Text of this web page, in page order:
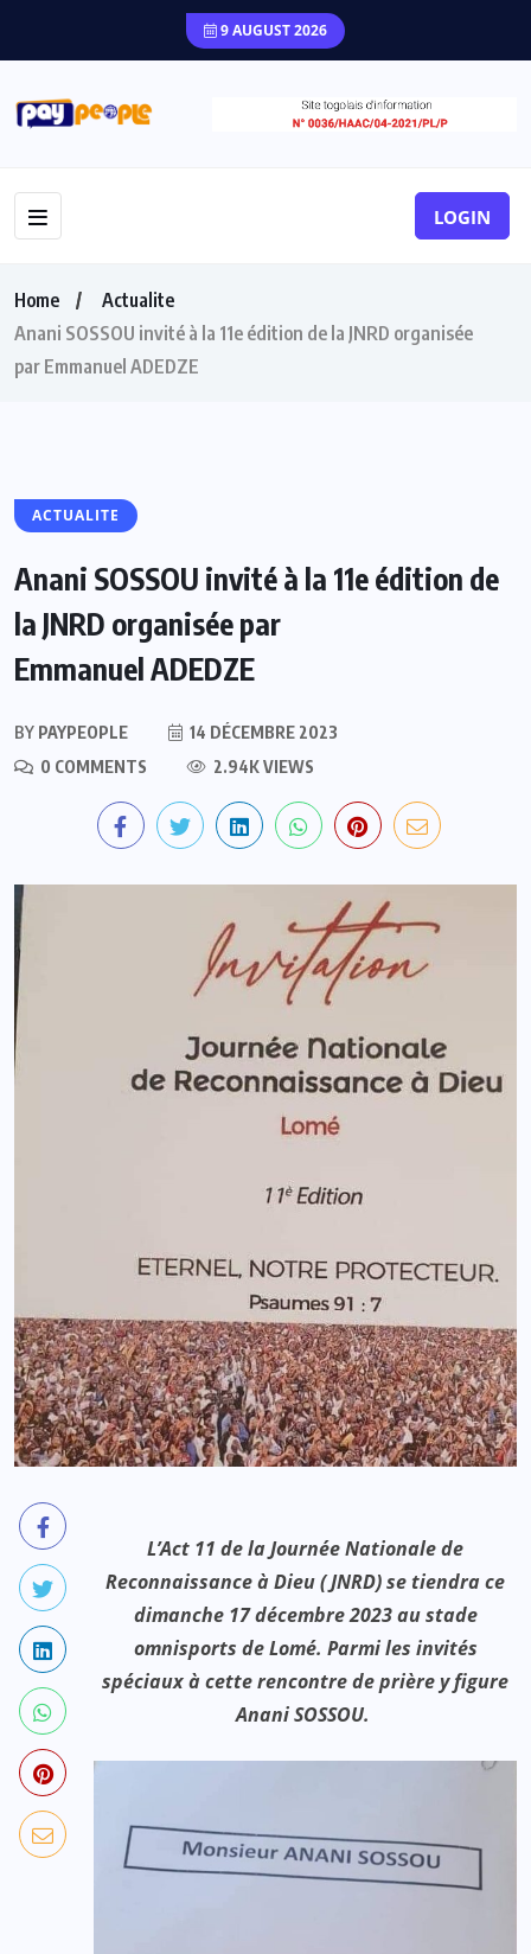
9 AUGUST 2026
LOGIN
Home
Actualite
Anani SOSSOU invité à la 11e édition de la JNRD organisée
par Emmanuel ADEDZE
ACTUALITE
Anani SOSSOU invité à la 11e édition de
la JNRD organisée par
Emmanuel ADEDZE
BY PAYPEOPLE
14 DÉCEMBRE 2023
0 COMMENTS
2.94K VIEWS
L’Act 11 de la Journée Nationale de
Reconnaissance à Dieu ( JNRD) se tiendra ce
dimanche 17 décembre 2023 au stade
omnisports de Lomé. Parmi les invités
spéciaux à cette rencontre de prière y figure
Anani SOSSOU.